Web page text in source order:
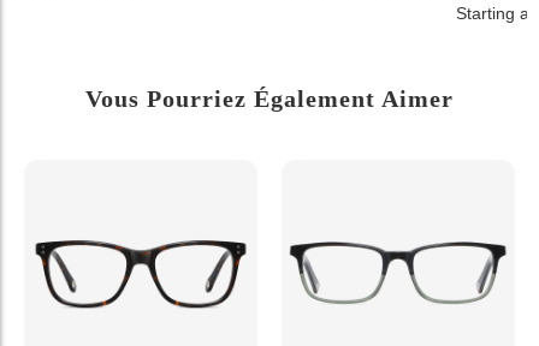
Starting at
Vous Pourriez Également Aimer